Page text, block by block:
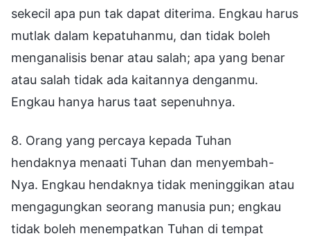
sekecil apa pun tak dapat diterima. Engkau harus
mutlak dalam kepatuhanmu, dan tidak boleh
menganalisis benar atau salah; apa yang benar
atau salah tidak ada kaitannya denganmu.
Engkau hanya harus taat sepenuhnya.
8. Orang yang percaya kepada Tuhan
hendaknya menaati Tuhan dan menyembah-
Nya. Engkau hendaknya tidak meninggikan atau
mengagungkan seorang manusia pun; engkau
tidak boleh menempatkan Tuhan di tempat